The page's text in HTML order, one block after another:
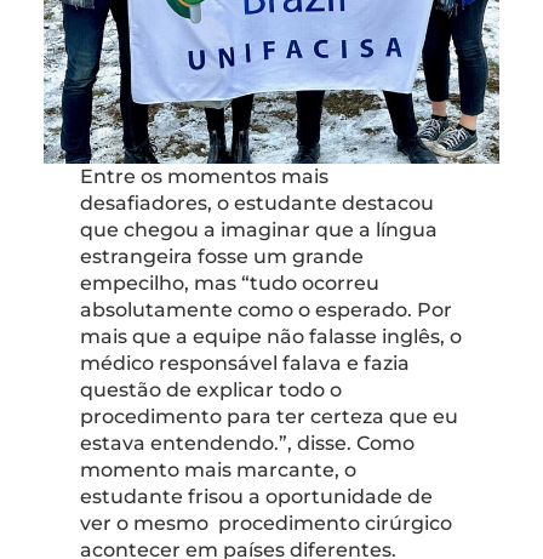
Entre os momentos mais
desafiadores, o estudante destacou
que chegou a imaginar que a língua
estrangeira fosse um grande
empecilho, mas “tudo ocorreu
absolutamente como o esperado. Por
mais que a equipe não falasse inglês, o
médico responsável falava e fazia
questão de explicar todo o
procedimento para ter certeza que eu
estava entendendo.”, disse. Como
momento mais marcante, o
estudante frisou a oportunidade de
ver o mesmo procedimento cirúrgico
acontecer em países diferentes.